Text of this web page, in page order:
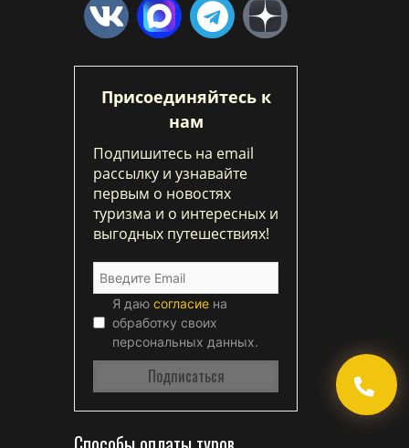
Присоединяйтесь к
нам
Подпишитесь на email
рассылку и узнавайте
первым о новостях
туризма и о интересных и
выгодных путешествиях!
Я даю согласие на
обработку своих
персональных данных.